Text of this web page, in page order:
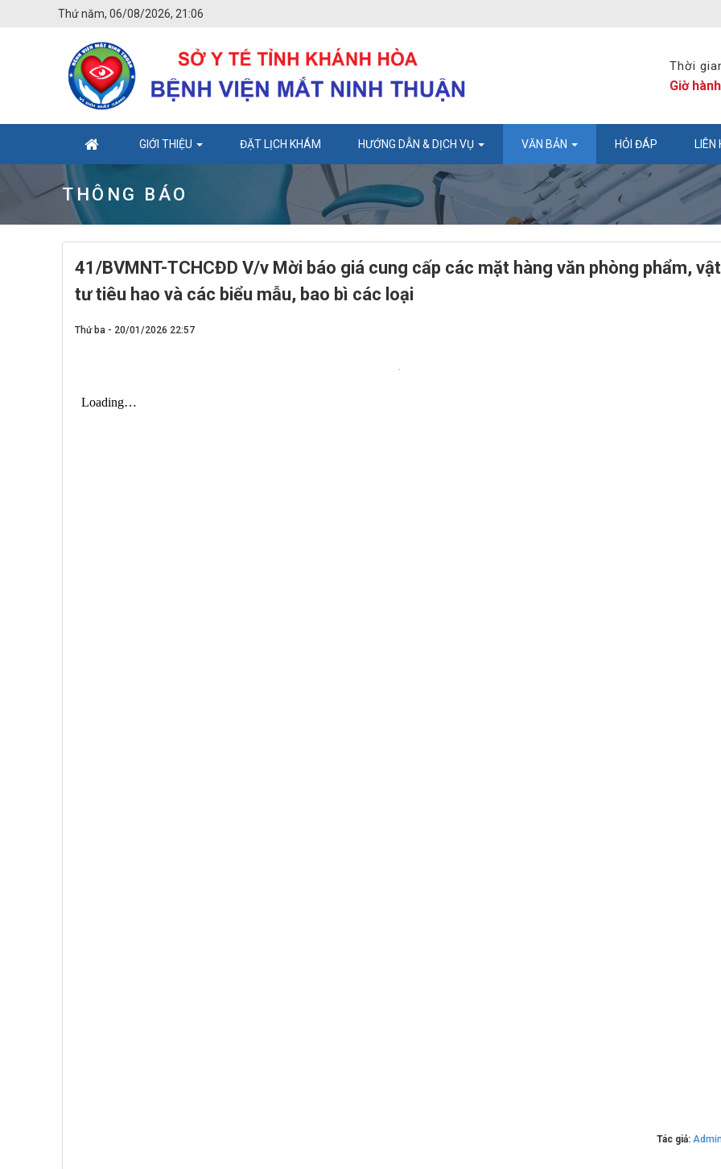
Thứ năm, 06/08/2026, 21:06
Thời
Giờ
GIỚI THIỆU ĐẶT LỊCH KHÁM HƯỚNG DẪN & DỊCH VỤ VĂN BẢN HỎI ĐÁP LIÊN
THÔNG BÁO
41/BVMNT-TCHCĐD V/v Mời báo giá cung cấp các mặt hàng văn phòng phẩm, vật
tư tiêu hao và các biểu mẫu, bao bì các loại
Thứ ba - 20/01/2026 22:57
Tác giả: